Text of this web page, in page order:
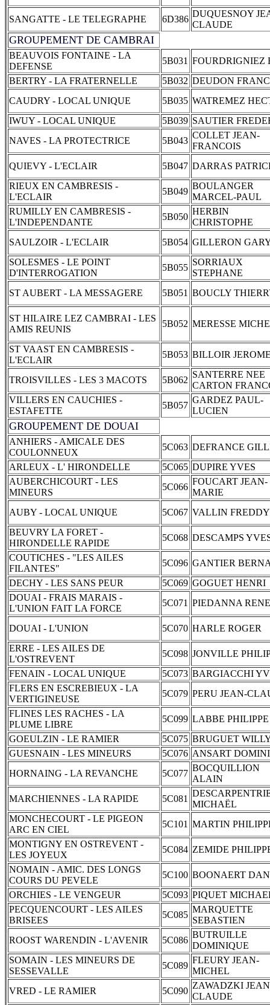
SANGATTE - LE TELEGRAPHE 6D386
DUQUESNOY
CLAUDE
GROUPEMENT DE CAMBRAI
BEAUVOIS FONTAINE - LA
DEFENSE
5B031 FOURDRIGNIEZ
BERTRY - LA FRATERNELLE
5B032 DEUDON
CAUDRY - LOCAL UNIQUE
5B035 WATREMEZ
IWUY - LOCAL UNIQUE
5B039 SAUTIER
NAVES - LA PROTECTRICE
5B043
COLLET JEAN-
FRANCOIS
QUIEVY - L'ECLAIR
5B047 DARRAS
RIEUX EN CAMBRESIS -
L'ECLAIR
5B049
BOULANGER
MARCEL-PAUL
RUMILLY EN CAMBRESIS -
L'INDEPENDANTE
5B050
HERBIN
CHRISTOPHE
SAULZOIR - L'ECLAIR
5B054 GILLERON
SOLESMES - LE POINT
D'INTERROGATION
5B055
SORRIAUX
STEPHANE
ST AUBERT - LA MESSAGERE
5B051 BOUCLY
ST HILAIRE LEZ CAMBRAI - LES
AMIS REUNIS
5B052 MERESSE
ST VAAST EN CAMBRESIS -
L'ECLAIR
5B053 BILLOIR
TROISVILLES - LES 3 MACOTS 5B062
SANTERRE NEE
CARTON
VILLERS EN CAUCHIES -
ESTAFETTE
5B057
GARDEZ PAUL-
LUCIEN
GROUPEMENT DE DOUAI
ANHIERS - AMICALE DES
COULONNEUX
5C063 DEFRANCE
ARLEUX - L' HIRONDELLE
5C065 DUPIRE YVES
AUBERCHICOURT - LES
MINEURS
5C066
FOUCART JEAN-
MARIE
AUBY - LOCAL UNIQUE
5C067 VALLIN FREDDY
BEUVRY LA FORET -
HIRONDELLE RAPIDE
5C068 DESCAMPS
COUTICHES - "LES AILES
FILANTES"
5C096 GANTIER
DECHY - LES SANS PEUR
5C069 GOGUET HENRI
DOUAI - FRAIS MARAIS -
L'UNION FAIT LA FORCE
5C071 PIEDANNA RENE
DOUAI - L'UNION 5C070 HARLE ROGER
ERRE - LES AILES DE
L'OSTREVENT
5C098 JONVILLE
FENAIN - LOCAL UNIQUE
5C073 BARGIACCHI
FLERS EN ESCREBIEUX - LA
VERTIGINEUSE
5C079 PERU JEAN-
FLINES LES RACHES - LA
PLUME LIBRE
5C099 LABBE PHILIPPE
GOEULZIN - LE RAMIER
5C075 BRUGUET
GUESNAIN - LES MINEURS
5C076 ANSART
HORNAING - LA REVANCHE
5C077
BOCQUILLION
ALAIN
MARCHIENNES - LA RAPIDE
5C081
MICHAËL
MONCHECOURT - LE PIGEON
ARC EN CIEL
5C101 MARTIN
MONTIGNY EN OSTREVENT -
LES JOYEUX
5C084 ZEMIDE
NOMAIN - AMIC. DES LONGS
COURS DU PEVELE
5C100 BOONAERT
ORCHIES - LE VENGEUR
5C093 PIQUET
PECQUENCOURT - LES AILES
BRISEES
5C085
MARQUETTE
SEBASTIEN
ROOST WARENDIN - L'AVENIR
5C086
BUTRUILLE
DOMINIQUE
SOMAIN - LES MINEURS DE
SESSEVALLE
5C089
FLEURY JEAN-
MICHEL
VRED - LE RAMIER
5C090
ZAWADZKI
CLAUDE